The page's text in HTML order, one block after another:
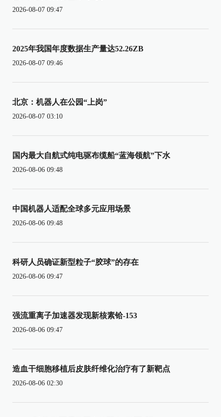
2026-08-07 09:47
2025年我国年度数据生产量达52.26ZB
2026-08-07 09:46
北京：机器人在公园“上岗”
2026-08-07 03:10
国内最大自航式纯电驱布缆船“蓝海领航”下水
2026-08-06 09:48
中国机器人适配全球多元应用场景
2026-08-06 09:48
科研人员确证新型粒子“胶球”的存在
2026-08-06 09:47
强流重离子加速器发现新核素铪-153
2026-08-06 09:47
造血干细胞移植后皮肤纤维化治疗有了新靶点
2026-08-06 02:30